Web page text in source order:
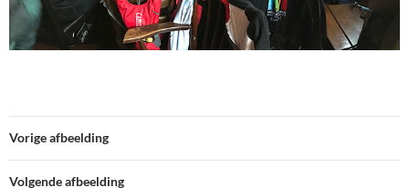
Vorige afbeelding
Volgende afbeelding